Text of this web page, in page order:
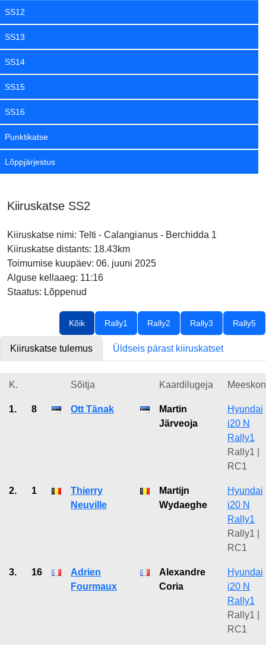
SS12
SS13
SS14
SS15
SS16
Punktikatse
Lõppjärjestus
Kiiruskatse SS2
Kiiruskatse nimi: Telti - Calangianus - Berchidda 1
Kiiruskatse distants: 18.43km
Toimumise kuupäev: 06. juuni 2025
Alguse kellaaeg: 11:16
Staatus: Lõppenud
Kõik Rally1 Rally2 Rally3 Rally5
Kiiruskatse tulemus Üldseis pärast kiiruskatset
K. Sõitja Kaardilugeja
1. 8 Ott Tänak
Martin
Järveoja
Hyundai
i20 N
Rally1
Rally1 |
RC1
2. 1
Thierry
Neuville
Martijn
Wydaeghe
Hyundai
i20 N
Rally1
Rally1 |
RC1
3. 16
Adrien
Fourmaux
Alexandre
Coria
Hyundai
i20 N
Rally1
Rally1 |
RC1